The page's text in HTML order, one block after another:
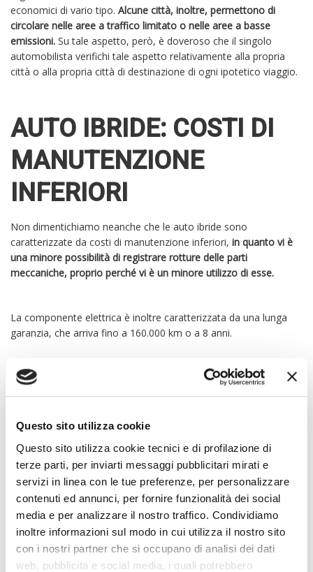
Questo sito utilizza cookie
Questo sito utilizza cookie tecnici e di profilazione di
terze parti, per inviarti messaggi pubblicitari mirati e
servizi in linea con le tue preferenze, per personalizzare
contenuti ed annunci, per fornire funzionalità dei social
media e per analizzare il nostro traffico. Condividiamo
inoltre informazioni sul modo in cui utilizza il nostro sito
con i nostri partner che si occupano di analisi dei dati
web, pubblicità e social media, i quali potrebbero
economici di vario tipo. Alcune città, inoltre, permettono di
circolare nelle aree a traffico limitato o nelle aree a basse
emissioni. Su tale aspetto, però, è doveroso che il singolo
automobilista verifichi tale aspetto relativamente alla propria
città o alla propria città di destinazione di ogni ipotetico viaggio.
AUTO IBRIDE: COSTI DI
MANUTENZIONE
INFERIORI
Non dimentichiamo neanche che le auto ibride sono
caratterizzate da costi di manutenzione inferiori, in quanto vi è
una minore possibilità di registrare rotture delle parti
meccaniche, proprio perché vi è un minore utilizzo di esse.
La componente elettrica è inoltre caratterizzata da una lunga
garanzia, che arriva fino a 160.000 km o a 8 anni.
AUTO IBRIDE:
ESPERIENZA DI GUIDA
MIGLIORATA
Le auto ibride sono caratterizzate da un’esperienza di guida
davvero molto importante e migliorata rispetto alla primissima
ibrida, ovvero la Toyota Prius. Le auto ibride attuali riescono a
far viaggiare il conducente in modo totalmente rilassato, senza
alcuna problematica di alcun tipo. Sembra quasi di essere fermi,
in quanto non vi è produzione di rumore se la vettura circola con